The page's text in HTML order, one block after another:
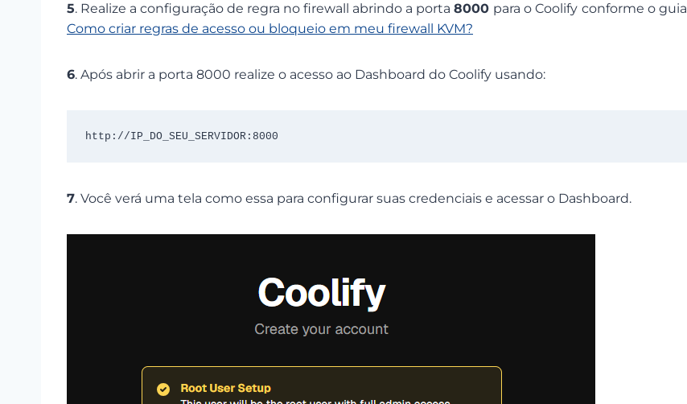
5. Realize a configuração de regra no firewall abrindo a porta 8000 para o Coolify conforme o guia
Como criar regras de acesso ou bloqueio em meu firewall KVM?
6. Após abrir a porta 8000 realize o acesso ao Dashboard do Coolify usando:
http://IP_DO_SEU_SERVIDOR:8000
7. Você verá uma tela como essa para configurar suas credenciais e acessar o Dashboard.